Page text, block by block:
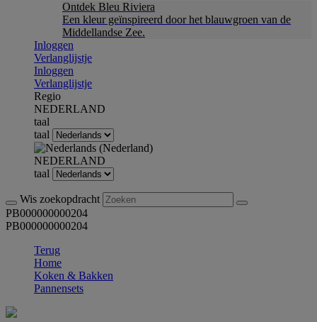
Ontdek Bleu Riviera
Een kleur geïnspireerd door het blauwgroen van de
Middellandse Zee.
Inloggen
Verlanglijstje
Inloggen
Verlanglijstje
Regio
NEDERLAND
taal
taal
NEDERLAND
taal
Wis zoekopdracht
PB000000000204
PB000000000204
Terug
Home
Koken & Bakken
Pannensets